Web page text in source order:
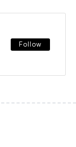
Follow